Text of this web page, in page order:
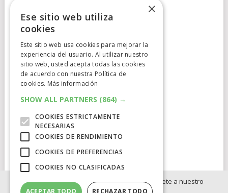
Cumplimiento Normativo
Aviso Legal
Política de Privacidad
Política de Cookies
Clausula de afiliación
Si no quieres perderte ninguna novedad, únete a nuestro
×
Ese sitio web utiliza
cookies
Este sitio web usa cookies para mejorar la
experiencia del usuario. Al utilizar nuestro
sitio web, usted acepta todas las cookies
de acuerdo con nuestra Política de
cookies. Más información
SHOW ALL PARTNERS (864) →
COOKIES ESTRICTAMENTE
NECESARIAS
COOKIES DE RENDIMIENTO
COOKIES DE PREFERENCIAS
COOKIES NO CLASIFICADAS
ACEPTAR TODO RECHAZAR TODO